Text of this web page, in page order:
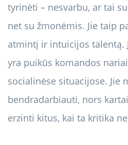
tyrinėti – nesvarbu, ar tai
net su žmonėmis. Jie taip
atmintį ir intuicijos talentą.
yra puikūs komandos
socialinėse situacijose. Jie
bendradarbiauti, nors
erzinti kitus, kai ta kritika